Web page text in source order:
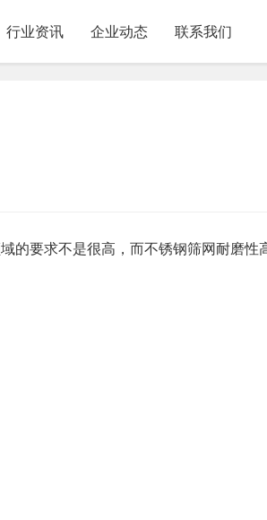
行业资讯 企业动态 联系我们
要求不是很高，而不锈钢筛网耐磨性